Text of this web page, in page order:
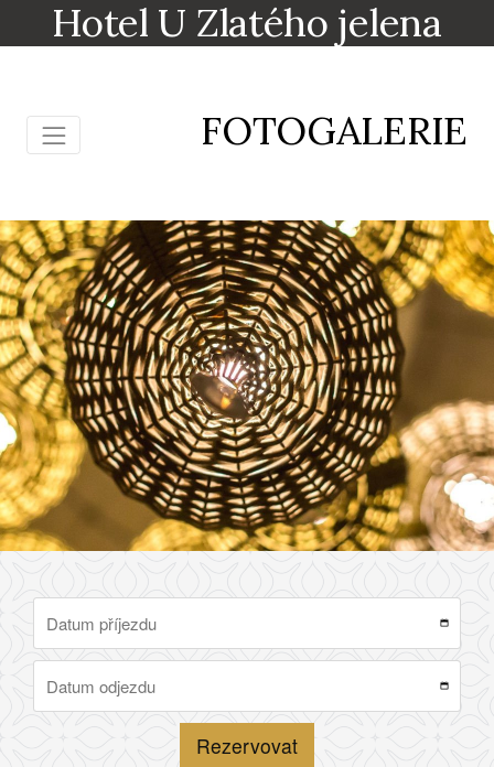
Hotel U Zlatého jelena
FOTOGALERIE
Rezervovat